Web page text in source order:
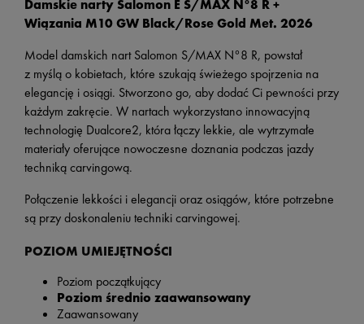
Damskie narty Salomon E S/MAX N°8 R +
Wiązania M10 GW Black/Rose Gold Met. 2026
Model damskich nart Salomon S/MAX N°8 R, powstał
z myślą o kobietach, które szukają świeżego spojrzenia na
elegancję i osiągi. Stworzono go, aby dodać Ci pewności przy
każdym zakręcie. W nartach wykorzystano innowacyjną
technologię Dualcore2, która łączy lekkie, ale wytrzymałe
materiały oferujące nowoczesne doznania podczas jazdy
techniką carvingową.
Połączenie lekkości i elegancji oraz osiągów, które potrzebne
są przy doskonaleniu techniki carvingowej.
POZIOM UMIEJĘTNOŚCI
Poziom początkujący
Poziom średnio zaawansowany
Zaawansowany